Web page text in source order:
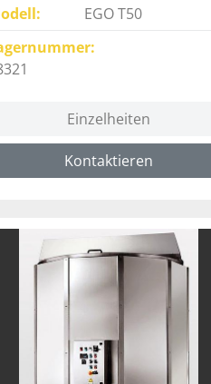
EGO T50
Einzelheiten
Kontaktieren